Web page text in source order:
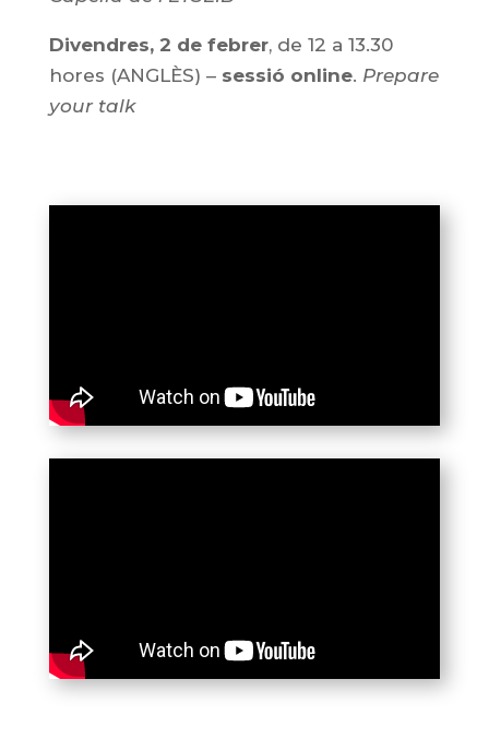
Divendres, 2 de febrer, de 12 a 13.30
hores (ANGLÈS) – sessió online. Prepare
your talk